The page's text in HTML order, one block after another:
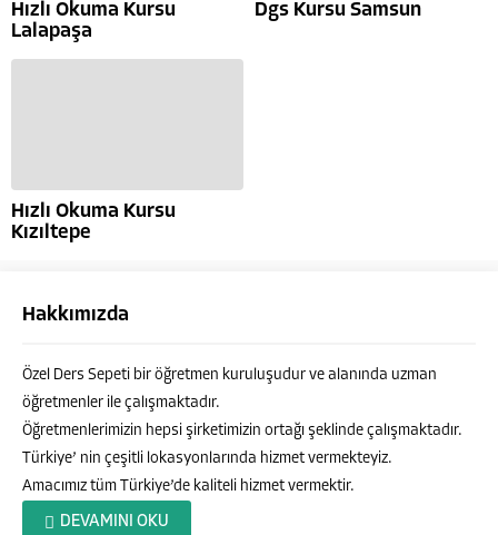
Hızlı Okuma Kursu
Lalapaşa
Dgs Kursu Samsun
Hızlı Okuma Kursu
Kızıltepe
Hakkımızda
Özel Ders Sepeti bir öğretmen kuruluşudur ve alanında uzman
öğretmenler ile çalışmaktadır.
Öğretmenlerimizin hepsi şirketimizin ortağı şeklinde çalışmaktadır.
Türkiye’ nin çeşitli lokasyonlarında hizmet vermekteyiz.
Amacımız tüm Türkiye’de kaliteli hizmet vermektir.
DEVAMINI OKU
Özel Ders Sepeti